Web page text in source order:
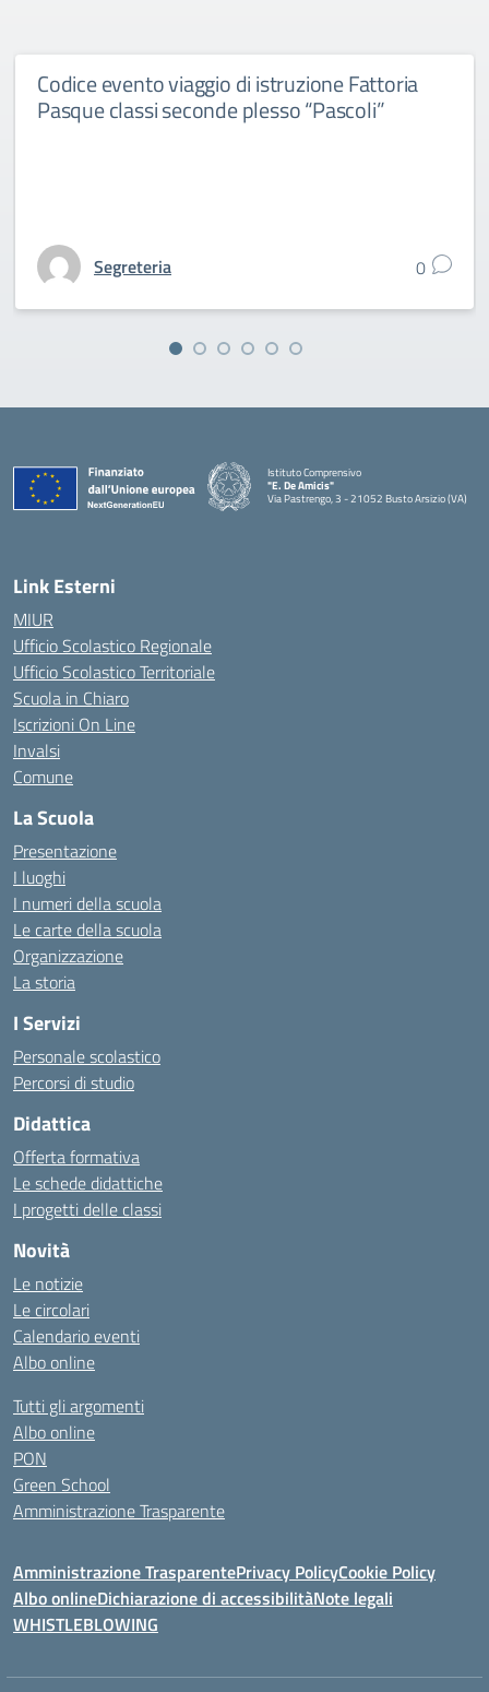
Codice evento viaggio di istruzione Fattoria
Pasque classi seconde plesso “Pascoli”
Segreteria 0
Istituto Comprensivo
"E. De Amicis"
Via Pastrengo, 3 - 21052 Busto Arsizio (VA)
Link Esterni
MIUR
Ufficio Scolastico Regionale
Ufficio Scolastico Territoriale
Scuola in Chiaro
Iscrizioni On Line
Invalsi
Comune
La Scuola
Presentazione
I luoghi
I numeri della scuola
Le carte della scuola
Organizzazione
La storia
I Servizi
Personale scolastico
Percorsi di studio
Didattica
Offerta formativa
Le schede didattiche
I progetti delle classi
Novità
Le notizie
Le circolari
Calendario eventi
Albo online
Tutti gli argomenti
Albo online
PON
Green School
Amministrazione Trasparente
Amministrazione TrasparentePrivacy PolicyCookie Policy
Albo onlineDichiarazione di accessibilitàNote legali
WHISTLEBLOWING